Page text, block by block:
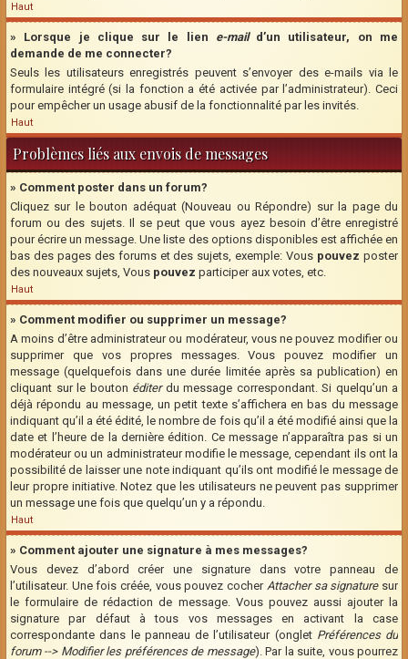
Haut
» Lorsque je clique sur le lien e-maild’un utilisateur, on me
demande de me connecter?
Seuls les utilisateurs enregistrés peuvent s’envoyer des e-mails via le
formulaire intégré (si la fonction a été activée par l’administrateur). Ceci
pour empêcher un usage abusif de la fonctionnalité par les invités.
Haut
Problèmes liés aux envois de messages
» Comment poster dans un forum?
Cliquez sur le bouton adéquat (Nouveau ou Répondre) sur la page du
forum ou des sujets. Il se peut que vous ayez besoin d’être enregistré
pour écrire un message. Une liste des options disponibles est affichée en
bas des pages des forums et des sujets, exemple: Vous pouvez poster
des nouveaux sujets, Vous pouvez participer aux votes, etc.
Haut
» Comment modifier ou supprimer un message?
A moins d’être administrateur ou modérateur, vous ne pouvez modifier ou
supprimer que vos propres messages. Vous pouvez modifier un
message (quelquefois dans une durée limitée après sa publication) en
cliquant sur le bouton éditerdu message correspondant. Si quelqu’un a
déjà répondu au message, un petit texte s’affichera en bas du message
indiquant qu’il a été édité, le nombre de fois qu’il a été modifié ainsi que la
date et l’heure de la dernière édition. Ce message n’apparaîtra pas si un
modérateur ou un administrateur modifie le message, cependant ils ont la
possibilité de laisser une note indiquant qu’ils ont modifié le message de
leur propre initiative. Notez que les utilisateurs ne peuvent pas supprimer
un message une fois que quelqu’un y a répondu.
Haut
» Comment ajouter une signature à mes messages?
Vous devez d’abord créer une signature dans votre panneau de
l’utilisateur. Une fois créée, vous pouvez cocher Attacher sa signaturesur
le formulaire de rédaction de message. Vous pouvez aussi ajouter la
signature par défaut à tous vos messages en activant la case
correspondante dans le panneau de l’utilisateur (onglet Préférences du
forum --> Modifier les préférences de message). Par la suite, vous pourrez